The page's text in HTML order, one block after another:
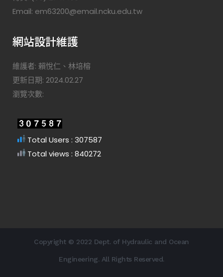
Email: em63200@email.ncku.edu.tw
網站設計維護
維護者: 賴悅仁、林培榕
更新日期: 2024.02.27
瀏覽次數:
Total Users : 307587
Total views : 840272
Copyright © 2022 Dept. of Hydraulic and Ocean
Engineering. All Rights Reserved.